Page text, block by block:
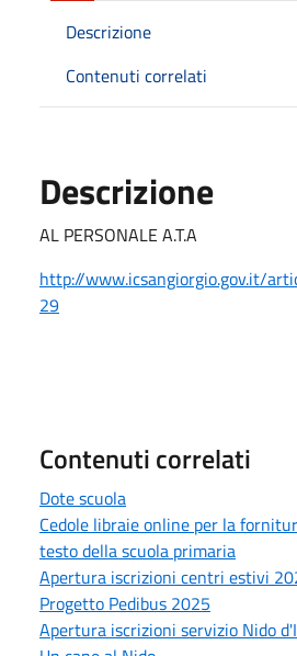
Descrizione
Contenuti correlati
Descrizione
AL PERSONALE A.T.A
http://www.icsangiorgio.gov.it/
29
Contenuti correlati
Dote scuola
Cedole libraie online per la
testo della scuola primaria
Apertura iscrizioni centri estivi
Progetto Pedibus 2025
Apertura iscrizioni servizio Nido